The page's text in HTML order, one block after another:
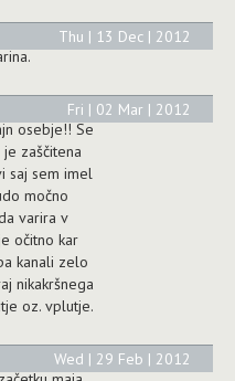
Thu | 13 Dec | 2012
osebje!! Se
zaščitena
saj sem imel
močno
varira v
očitno kar
kanali zelo
nikakršnega
oz. vplutje.
Fri | 02 Mar | 2012
Wed | 29 Feb | 2012